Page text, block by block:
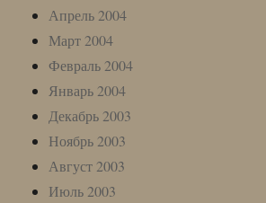
Апрель 2004
Март 2004
Февраль 2004
Январь 2004
Декабрь 2003
Ноябрь 2003
Август 2003
Июль 2003